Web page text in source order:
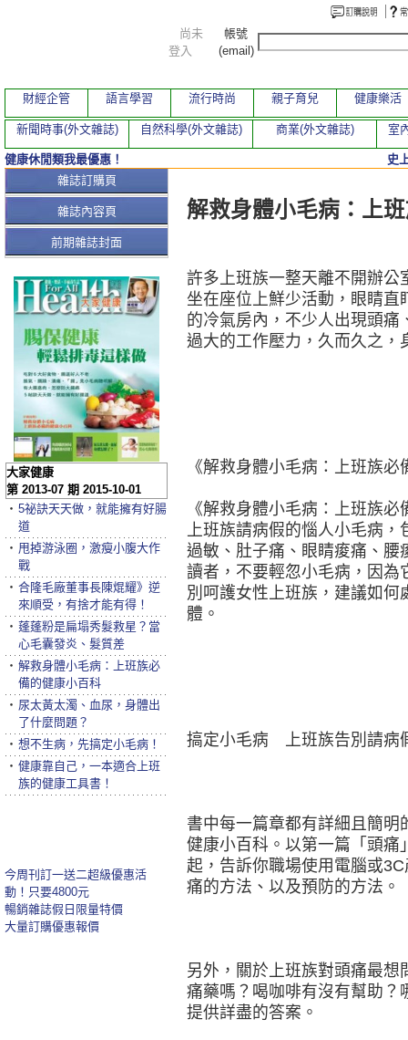
本期文章
解救身體小毛病：上
許多上班族一整天離不開辦公
坐在座位上鮮少活動，眼睛直
的冷氣房內，不少人出現頭
過大的工作壓力，久而久之，
《解救身體小毛病：上班族
《解救身體小毛病：上班族
上班族請病假的惱人小毛病
過敏、肚子痛、眼睛痠痛、腰
讀者，不要輕忽小毛病，因為
別呵護女性上班族，建議如
體。
搞定小毛病 上班族告別請病
書中每一篇章都有詳細且簡
健康小百科。以第一篇「頭痛
起，告訴你職場使用電腦或
痛的方法、以及預防的方法。
另外，關於上班族對頭痛最
痛藥嗎？喝咖啡有沒有幫助？
提供詳盡的答案。
雜誌訂購頁
雜誌內容頁
前期雜誌封面
大家健康
第 2013-07 期 2015-10-01
‧ 5祕訣天天做，就能擁有好腸
道
‧ 甩掉游泳圈，激瘦小腹大作
戰
‧ 合隆毛廠董事長陳焜耀》逆
來順受，有捨才能有得！
‧ 蓬蓬粉是扁塌秀髮救星？當
心毛囊發炎、髮質差
‧ 解救身體小毛病：上班族必
備的健康小百科
‧ 尿太黃太濁、血尿，身體出
了什麼問題？
‧ 想不生病，先搞定小毛病！
‧ 健康靠自己，一本適合上班
族的健康工具書！
今周刊訂一送二超級優惠活
動！只要4800元
暢銷雜誌假日限量特價
大量訂購優惠報價
尚未
登入
帳號
(email)
財經企管 語言學習 流行時尚 親子育兒 健康樂活
新聞時事(外文雜誌) 自然科學(外文雜誌) 商業(外文雜誌) 室
健康休閒類我最優惠！ 史